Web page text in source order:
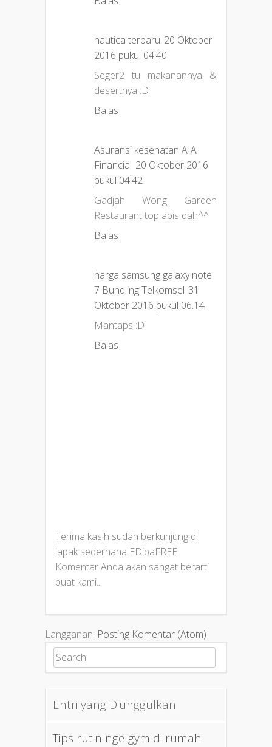
nautica terbaru 20 Oktober
2016 pukul 04.40
Seger2 tu makanannya &
desertnya :D
Balas
Asuransi kesehatan AIA
Financial 20 Oktober 2016
pukul 04.42
Gadjah Wong Garden
Restaurant top abis dah^^
Balas
harga samsung galaxy note
7 Bundling Telkomsel 31
Oktober 2016 pukul 06.14
Mantaps :D
Balas
Terima kasih sudah berkunjung di
lapak sederhana EDibaFREE.
Komentar Anda akan sangat berarti
buat kami...
Langganan: Posting Komentar (Atom)
Search for:
Entri yang Diunggulkan
Tips rutin nge-gym di rumah